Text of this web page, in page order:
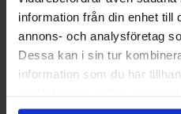
information från din enhet till
annons- och analysföretag
Dessa kan i sin tur
information som du har
Andra